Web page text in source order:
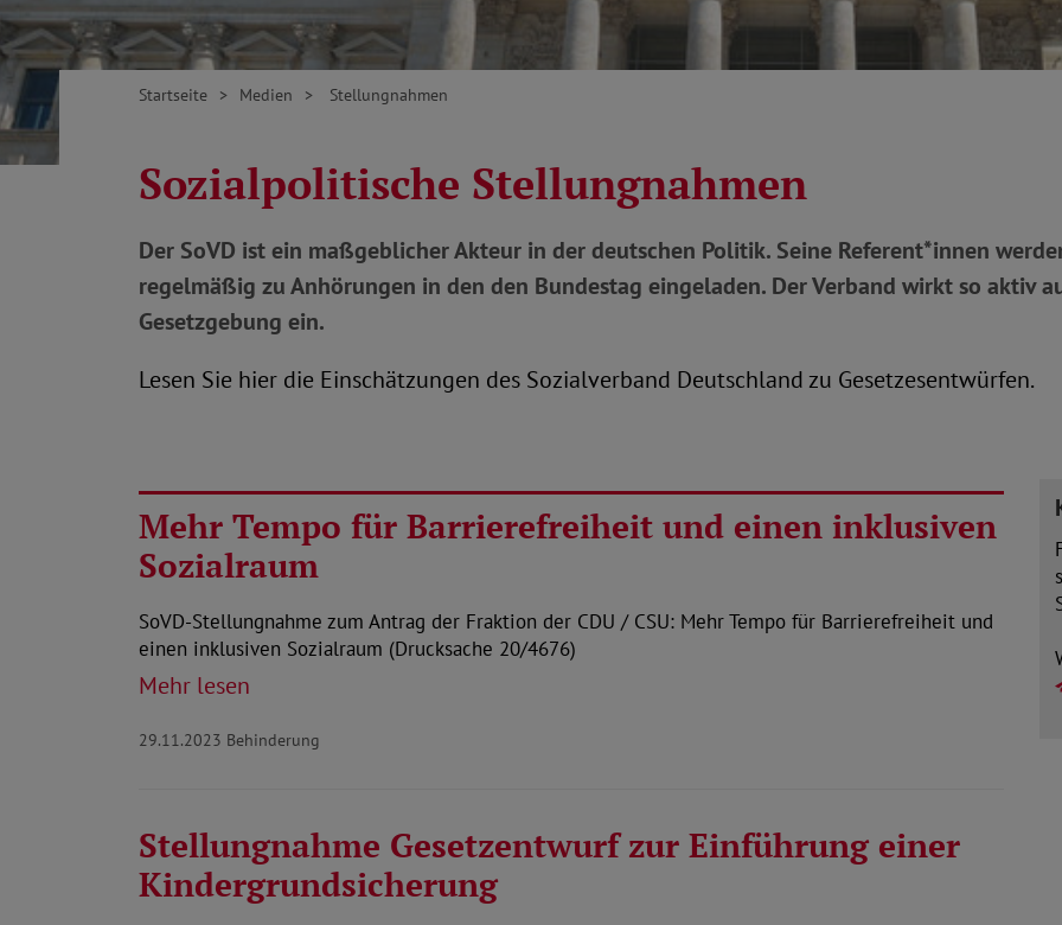
Startseite Medien Stellungnahmen
Sozialpolitische Stellungnahmen
Der SoVD ist ein maßgeblicher Akteur in der deutschen Politik. Seine Referent*innen
regelmäßig zu Anhörungen in den den Bundestag eingeladen. Der Verband wirkt so aktiv
Gesetzgebung ein.
Lesen Sie hier die Einschätzungen des Sozialverband Deutschland zu Gesetzesentwürfen.
Mehr Tempo für Barrierefreiheit und einen inklusiven
Sozialraum
SoVD-Stellungnahme zum Antrag der Fraktion der CDU / CSU: Mehr Tempo für Barrierefreiheit und
einen inklusiven Sozialraum (Drucksache 20/4676)
Mehr lesen
29.11.2023 Behinderung
Stellungnahme Gesetzentwurf zur Einführung einer
Kindergrundsicherung